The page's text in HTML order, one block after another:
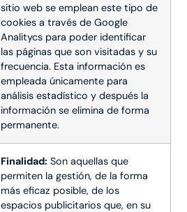
sitio web se emplean este tipo de
cookies a través de Google
Analitycs para poder identificar
las páginas que son visitadas y su
frecuencia. Esta información es
empleada únicamente para
análisis estadístico y después la
información se elimina de forma
permanente.
Finalidad: Son aquellas que
permiten la gestión, de la forma
más eficaz posible, de los
espacios publicitarios que, en su